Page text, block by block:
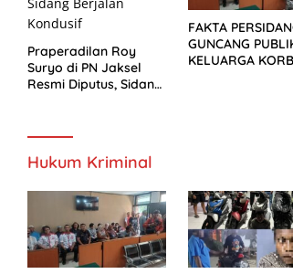
Praperadilan Roy
Suryo di PN Jaksel
Resmi Diputus, Sidang
FAKTA
GUNCANG
KELUARGA
Hukum Kriminal